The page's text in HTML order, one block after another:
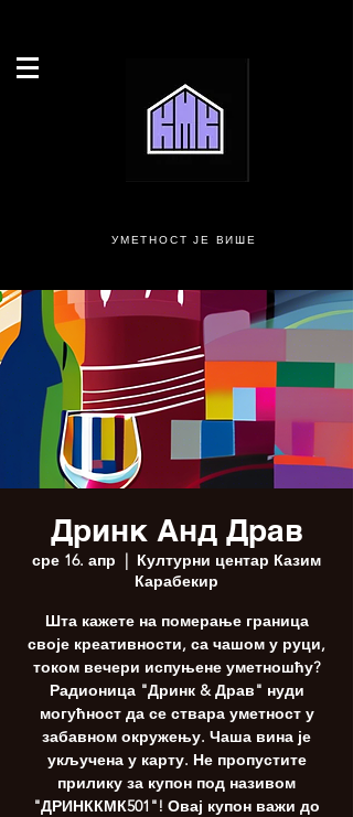
УМЕТНОСТ ЈЕ ВИШЕ
Дринк Анд Драв
сре 16. апр
  |
Културни центар Казим
Карабекир
Шта кажете на померање граница
своје креативности, са чашом у руци,
током вечери испуњене уметношћу?
Радионица "Дринк & Драв" нуди
могућност да се ствара уметност у
забавном окружењу. Чаша вина је
укључена у карту. Не пропустите
прилику за купон под називом
"ДРИНККМК501"! Овај купон важи до